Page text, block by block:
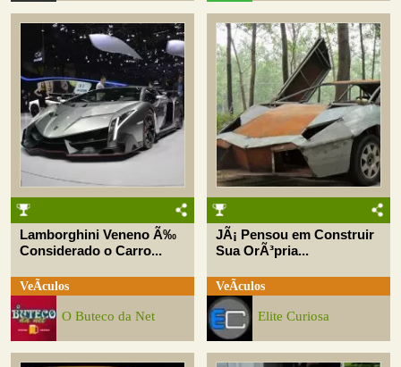
Lamborghini Veneno Ã‰
Considerado o Carro...
VeÃ­culos
O Buteco da Net
JÃ¡ Pensou em Construir
Sua OrÃ³pria...
VeÃ­culos
Elite Curiosa